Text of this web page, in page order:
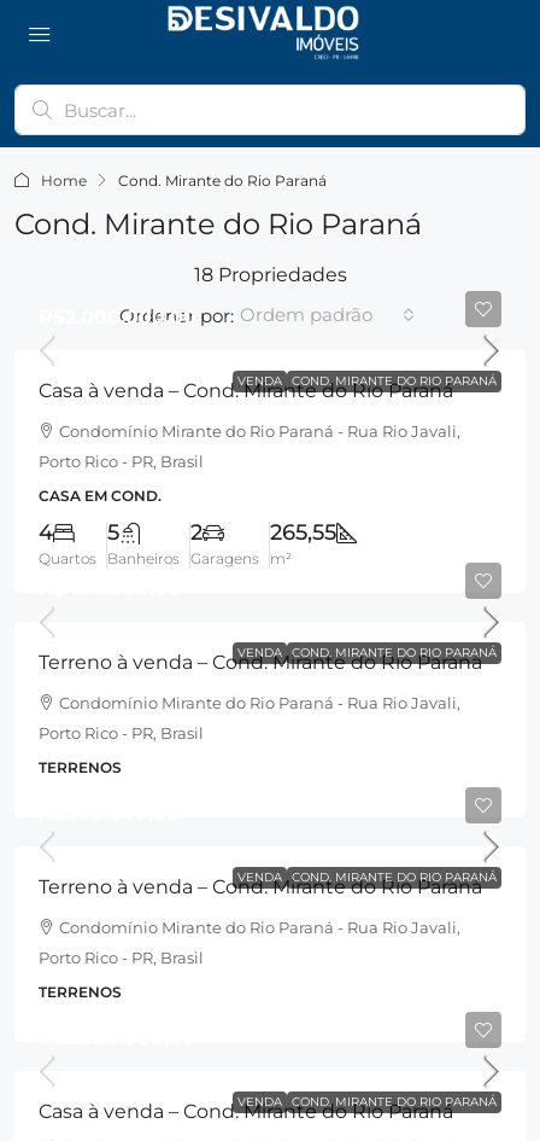
Home Cond. Mirante do Rio Paraná
Cond. Mirante do Rio Paraná
18 Propriedades
Ordenar por: Ordem padrão
VENDA COND. MIRANTE DO RIO PARANÁ
R$2.000.000,00
Casa à venda – Cond. Mirante do Rio Paraná
Condomínio Mirante do Rio Paraná - Rua Rio Javali,
Porto Rico - PR, Brasil
CASA EM COND.
4
Quartos
5
Banheiros
2
Garagens
265,55
m²
VENDA COND. MIRANTE DO RIO PARANÁ
Terreno à venda – Cond. Mirante do Rio Paraná
Condomínio Mirante do Rio Paraná - Rua Rio Javali,
Porto Rico - PR, Brasil
TERRENOS
VENDA COND. MIRANTE DO RIO PARANÁ
Terreno à venda – Cond. Mirante do Rio Paraná
Condomínio Mirante do Rio Paraná - Rua Rio Javali,
Porto Rico - PR, Brasil
TERRENOS
VENDA COND. MIRANTE DO RIO PARANÁ
Casa à venda – Cond. Mirante do Rio Paraná